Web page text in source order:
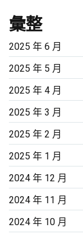
彙整
2025 年 6 月
2025 年 5 月
2025 年 4 月
2025 年 3 月
2025 年 2 月
2025 年 1 月
2024 年 12 月
2024 年 11 月
2024 年 10 月